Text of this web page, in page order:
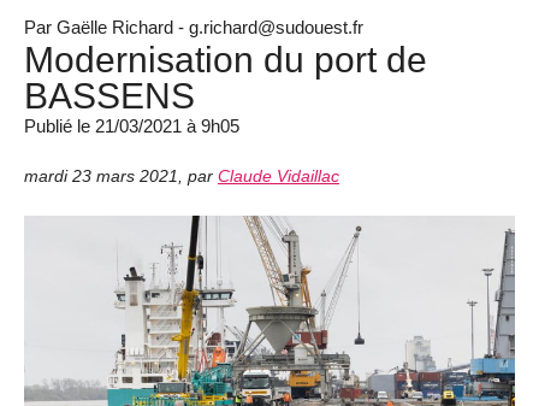
Par Gaëlle Richard - g.richard@sudouest.fr
Modernisation du port de
BASSENS
Publié le 21/03/2021 à 9h05
mardi 23 mars 2021 par Claude Vidaillac